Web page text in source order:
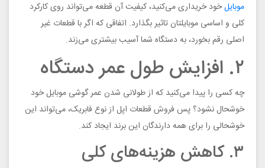
موبایلخود خریداری می‌کنید، کیفیت آن قطعه می‌تواند روی کارکرد
کلی و اساسی موبایلتان تاثیر بگذارد. اتفاقی که اگر با قطعات غیر
اصلی رقم بخورد، به دستگاه شما آسیب بیشتری می‌زند.
۲. افزایش طول عمر دستگاه
چه کسی را پیدا می‌کنید که از طولانی شدن عمر گوشی موبایل خود
خوشحال نشود؟ پس فروش قطعات اپل از نوع فابریک، می‌تواند این
خوشحالی را برای همه دارندگان این برند ایجاد کند.
۳. کاهش هزینه‌های کلی